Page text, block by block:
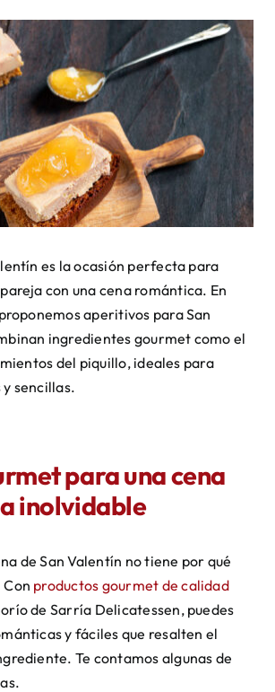
es la ocasión perfecta para
con una cena romántica. En
aperitivos para San
ingredientes gourmet como el
del piquillo, ideales para
sencillas.
para una cena
inolvidable
de San Valentín no tiene por qué
productos gourmet de calidad
de Sarría Delicatessen, puedes
y fáciles que resalten el
Te contamos algunas de